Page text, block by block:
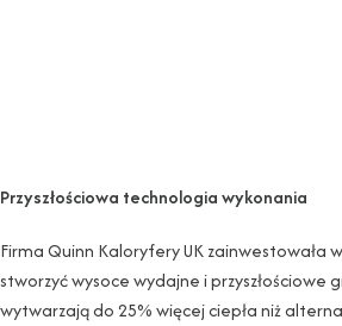
Przyszłościowa technologia wykonania
Firma Quinn Kaloryfery UK zainwestowała
stworzyć wysoce wydajne i przyszłościowe
wytwarzają do 25% więcej ciepła niż